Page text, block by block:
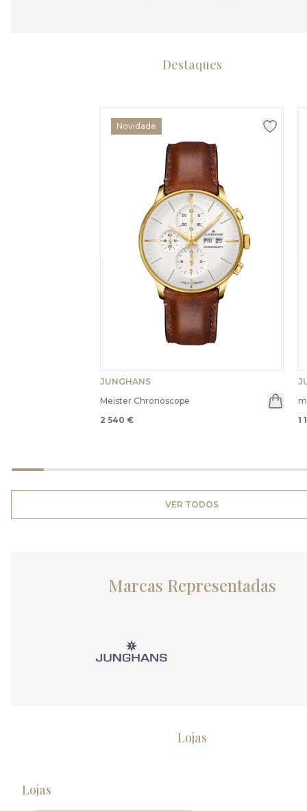
Destaques
Novidade
JUNGHANS
Meister Chronoscope
2 540 €
1
VER TODOS
Marcas Representadas
Lojas
Lojas